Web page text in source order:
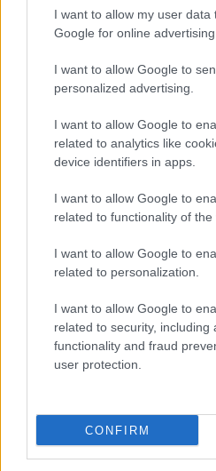
I want to allow my user data
Google for online
I want to allow Google to
personalized advertising.
I want to allow Google to
related to analytics like
device identifiers in apps.
I want to allow Google to
related to functionality of the
I want to allow Google to
related to personalization.
I want to allow Google to
related to security, including
functionality and fraud
user protection.
CONFIRM